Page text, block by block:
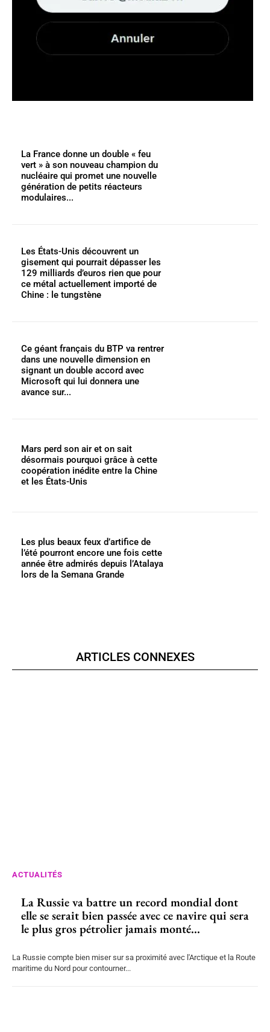
La France donne un double « feu
vert » à son nouveau champion du
nucléaire qui promet une nouvelle
génération de petits réacteurs
modulaires...
Les États-Unis découvrent un
gisement qui pourrait dépasser les
129 milliards d’euros rien que pour
ce métal actuellement importé de
Chine : le tungstène
Ce géant français du BTP va rentrer
dans une nouvelle dimension en
signant un double accord avec
Microsoft qui lui donnera une
avance sur...
Mars perd son air et on sait
désormais pourquoi grâce à cette
coopération inédite entre la Chine
et les États-Unis
Les plus beaux feux d’artifice de
l’été pourront encore une fois cette
année être admirés depuis l’Atalaya
lors de la Semana Grande
ARTICLES CONNEXES
ACTUALITÉS
La Russie va battre un record mondial dont
elle se serait bien passée avec ce navire qui sera
le plus gros pétrolier jamais monté...
La Russie compte bien miser sur sa proximité avec l'Arctique et la Route
maritime du Nord pour contourner...